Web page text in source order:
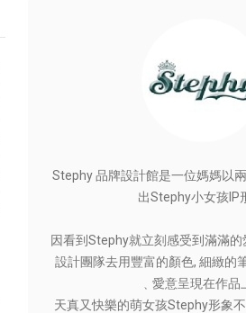
Stephy 品牌設計館是一位媽媽以
出Stephy小女孩IP
因看到Stephy就立刻感受到滿滿
設計團隊去用豐富的顏色, 細緻的
﹑愛意呈現在作品
天真又快樂的萌女孩Stephy形象